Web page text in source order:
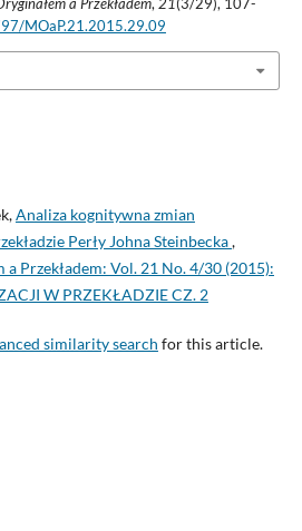
MOaP.21.2015.29.09
Analiza kognitywna zmian
Perły Johna Steinbecka,
a Przekładem: Vol. 21 No. 4/30 (2015):
W PRZEKŁADZIE CZ. 2
similarity search for this article.